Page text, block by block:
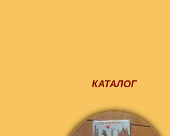
КАТАЛОГ